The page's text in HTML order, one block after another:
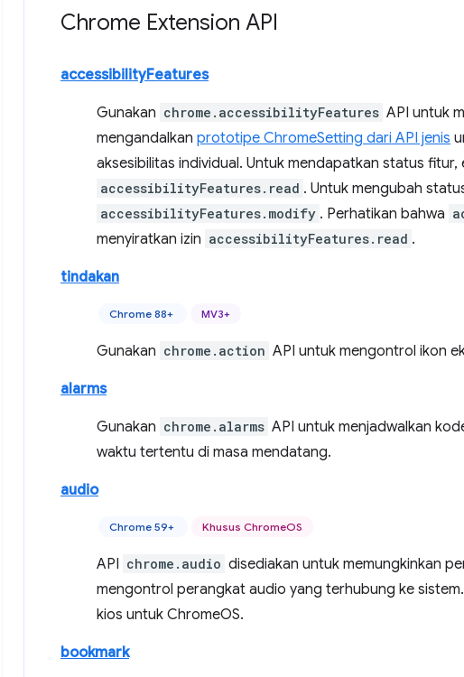
Chrome Extension API
accessibilityFeatures
Gunakan chrome.accessibilityFeatures API untuk
mengandalkan prototipe ChromeSetting dari API jenis
aksesibilitas individual. Untuk mendapatkan status fitur,
accessibilityFeatures.read . Untuk mengubah
accessibilityFeatures.modify . Perhatikan bahwa
menyiratkan izin accessibilityFeatures.read .
tindakan
Chrome 88+ MV3+
Gunakan chrome.action API untuk mengontrol ikon
alarms
Gunakan chrome.alarms API untuk menjadwalkan
waktu tertentu di masa mendatang.
audio
Chrome 59+ Khusus ChromeOS
API chrome.audio disediakan untuk memungkinkan
mengontrol perangkat audio yang terhubung ke
kios untuk ChromeOS.
bookmark